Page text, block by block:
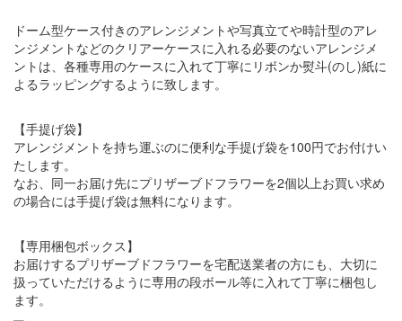
ドーム型ケース付きのアレンジメントや写真立てや時計型のアレ
ンジメントなどのクリアーケースに入れる必要のないアレンジメ
ントは、各種専用のケースに入れて丁寧にリボンか熨斗(のし)紙に
よるラッピングするように致します。
【手提げ袋】
アレンジメントを持ち運ぶのに便利な手提げ袋を100円でお付けい
たします。
なお、同一お届け先にプリザーブドフラワーを2個以上お買い求め
の場合には手提げ袋は無料になります。
【専用梱包ボックス】
お届けするプリザーブドフラワーを宅配送業者の方にも、大切に
扱っていただけるように専用の段ボール等に入れて丁寧に梱包し
ます。